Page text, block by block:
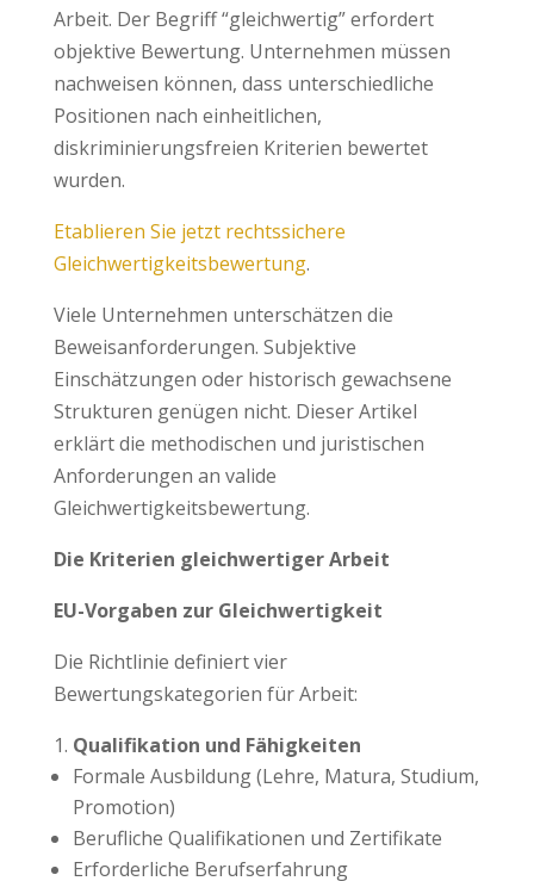
Arbeit. Der Begriff “gleichwertig” erfordert
objektive Bewertung. Unternehmen müssen
nachweisen können, dass unterschiedliche
Positionen nach einheitlichen,
diskriminierungsfreien Kriterien bewertet
wurden.
Etablieren Sie jetzt rechtssichere
Gleichwertigkeitsbewertung.
Viele Unternehmen unterschätzen die
Beweisanforderungen. Subjektive
Einschätzungen oder historisch gewachsene
Strukturen genügen nicht. Dieser Artikel
erklärt die methodischen und juristischen
Anforderungen an valide
Gleichwertigkeitsbewertung.
Die Kriterien gleichwertiger Arbeit
EU-Vorgaben zur Gleichwertigkeit
Die Richtlinie definiert vier
Bewertungskategorien für Arbeit:
Qualifikation und Fähigkeiten
Formale Ausbildung (Lehre, Matura, Studium,
Promotion)
Berufliche Qualifikationen und Zertifikate
Erforderliche Berufserfahrung